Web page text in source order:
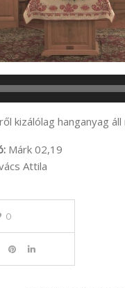
kizálólag hanganyag
Márk 02,19
Attila
0